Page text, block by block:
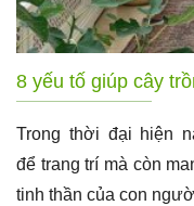
8 yếu tố giúp cây
Trong thời đại hiện
để trang trí mà còn
tinh thần của con